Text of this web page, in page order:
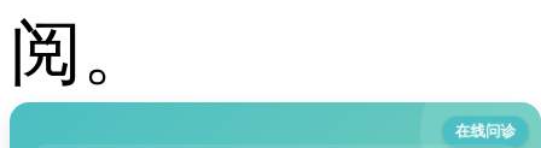
阅。
在线问诊